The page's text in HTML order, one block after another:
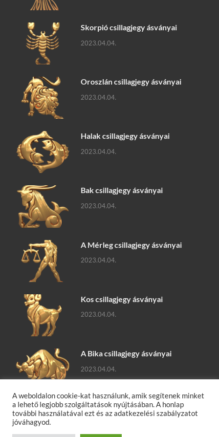
Skorpió csillagjegy ásványai
2023.04.04.
Oroszlán csillagjegy ásványai
2023.04.04.
Halak csillagjegy ásványai
2023.04.04.
Bak csillagjegy ásványai
2023.04.04.
A Mérleg csillagjegy ásványai
2023.04.04.
Kos csillagjegy ásványai
2023.04.04.
A Bika csillagjegy ásványai
2023.04.04.
Ásványok, ásványok hatásai, gyógyító ásványok, ásványfajták,
A weboldalon cookie-kat használunk, amik segítenek minket
a lehető legjobb szolgáltatások nyújtásában. A honlap
további használatával ezt és az adatkezelési szabályzatot
jóváhagyod.